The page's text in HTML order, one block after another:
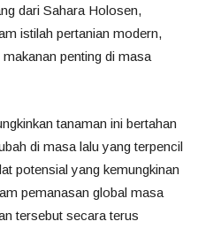
dari Sahara Holosen,
istilah pertanian modern,
penting di masa
tanaman ini bertahan
di masa lalu yang terpencil
potensial yang kemungkinan
pemanasan global masa
tersebut secara terus